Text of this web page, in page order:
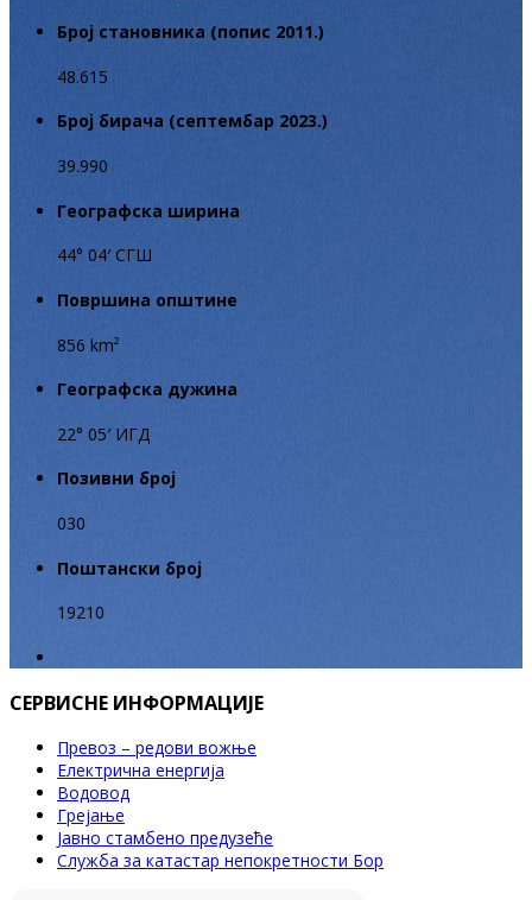
Број становника (попис 2011.)
48.615
Број бирача (септембар 2023.)
39.990
Географска ширина
44° 04′ СГШ
Површина општине
856 km²
Географска дужина
22° 05′ ИГД
Позивни број
030
Поштански број
19210
СЕРВИСНЕ ИНФОРМАЦИЈЕ
Превоз – редови вожње
Електрична енергија
Водовод
Грејање
Јавно стамбено предузеће
Служба за катастар непокретности Бор